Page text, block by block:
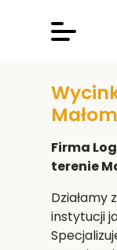
Firma
terenie
Działamy
instytucji